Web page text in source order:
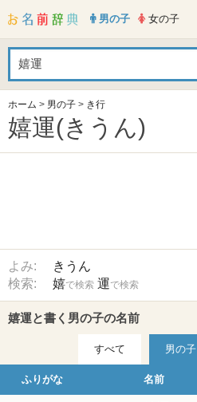
男の子 女の子
ホーム > 男の子 > き行
嬉運(きうん)
よみ:
きうん
検索:
嬉で検索 運で検索
嬉運と書く男の子の名前
すべて 男の子
ふりがな 名前